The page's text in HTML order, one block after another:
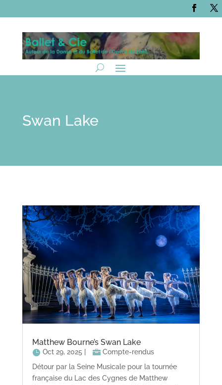
Swan Lake
Matthew Bourne’s Swan Lake
Oct 29, 2025
Compte-rendus
Détour par la Seine Musicale pour la tournée
française du Lac des Cygnes de Matthew